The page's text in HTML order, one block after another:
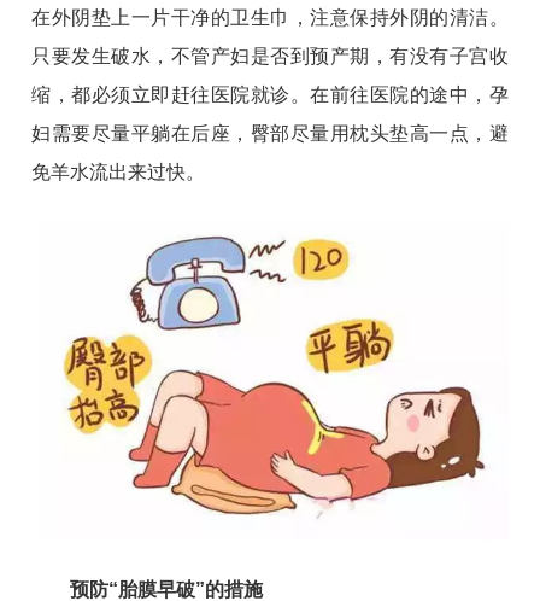
在外阴垫上一片干净的卫生巾，注意保持外阴的清洁。
只要发生破水，不管产妇是否到预产期，有没有子宫收
缩，都必须立即赶往医院就诊。在前往医院的途中，孕
妇需要尽量平躺在后座，臀部尽量用枕头垫高一点，避
免羊水流出来过快。
预防“胎膜早破”的措施